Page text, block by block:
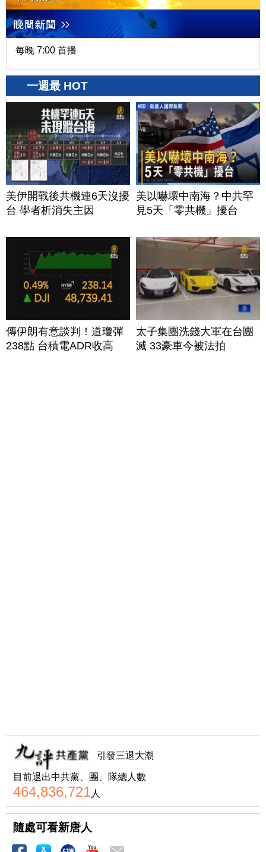
每晚 7:00 首播
一週最 HOT
美伊開戰後共機連6天沒擾
台 學者析消失主因
美以嚇壞中南海？中共罕
見5天「零共機」擾台
傳伊朗有意談判！道瓊彈
238點 台積電ADR收高
太子集團洗錢大軍在台團
滅 33豪車今被法拍
引發三退大潮
目前退出中共黨、團、隊總人數
464,836,721人
隨處可看新唐人